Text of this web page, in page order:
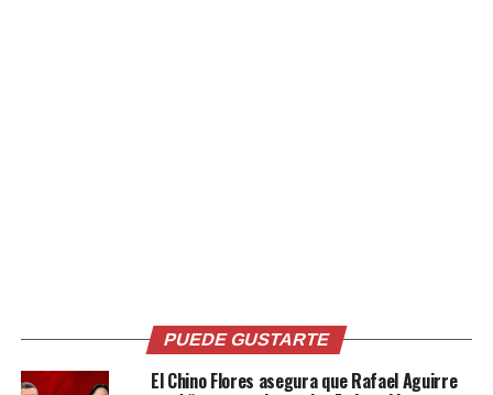
recuperar el poder en el corto plazo.
PUEDE GUSTARTE
El Chino Flores asegura que Rafael Aguirre